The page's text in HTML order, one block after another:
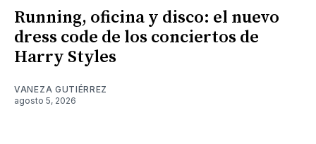
Running, oficina y disco: el nuevo
dress code de los conciertos de
Harry Styles
VANEZA GUTIÉRREZ
agosto 5, 2026